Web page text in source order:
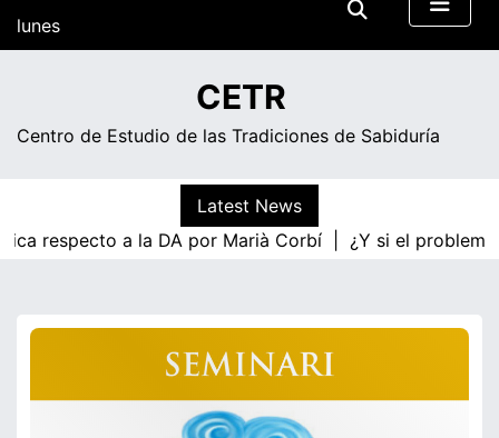
lunes
CETR
Centro de Estudio de las Tradiciones de Sabiduría
Latest News
respecto a la DA por Marià Corbí |
¿Y si el